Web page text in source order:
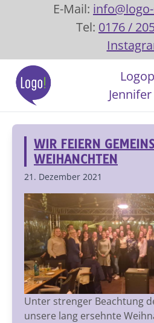
E-Mail:
Tel: 0176 /
WIR FEIERN
WEIHANCHTEN
21. Dezember 2021
Unter strenger Beachtung
unsere lang ersehnte